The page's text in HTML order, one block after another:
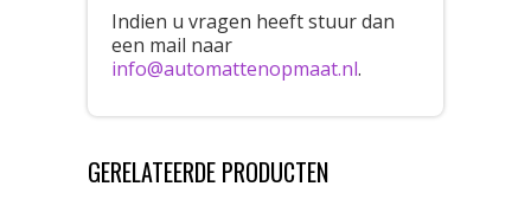
Indien u vragen heeft stuur dan
een mail naar
info@automattenopmaat.nl.
GERELATEERDE PRODUCTEN